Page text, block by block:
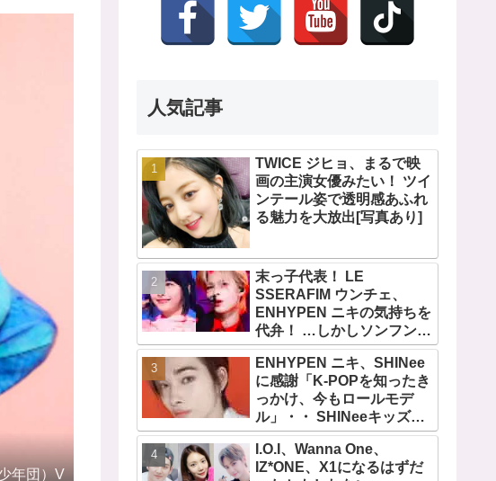
年団）V
人気記事
TWICE ジヒョ、まるで映
画の主演女優みたい！ ツイ
ンテール姿で透明感あふれ
る魅力を大放出[写真あり]
末っ子代表！ LE
SSERAFIM ウンチェ、
ENHYPEN ニキの気持ちを
代弁！ …しかしソンフンは
全否定「うちの末っ子は違
います」・・ かわいすぎる
２人の会話に爆笑
ENHYPEN ニキ、SHINee
に感謝「K-POPを知ったき
っかけ、今もロールモデ
ル」・・ SHINeeキッズと
しての経験を経て６年ぶり
に東京ドームに帰還した感
想は？
I.O.I、Wanna One、
IZ*ONE、X1になるはずだ